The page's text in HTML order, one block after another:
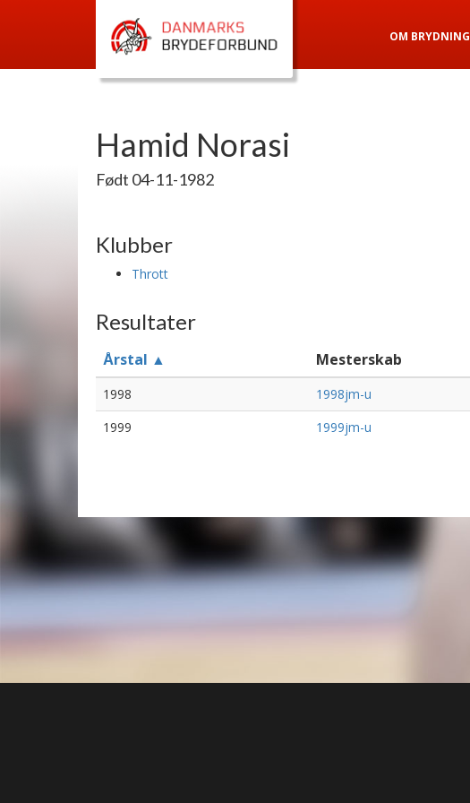
OM BRYDNING
Hamid Norasi
Født 04-11-1982
Klubber
Thrott
Resultater
Årstal ▲ Mesterskab
1998 1998jm-u
1999
1999jm-u